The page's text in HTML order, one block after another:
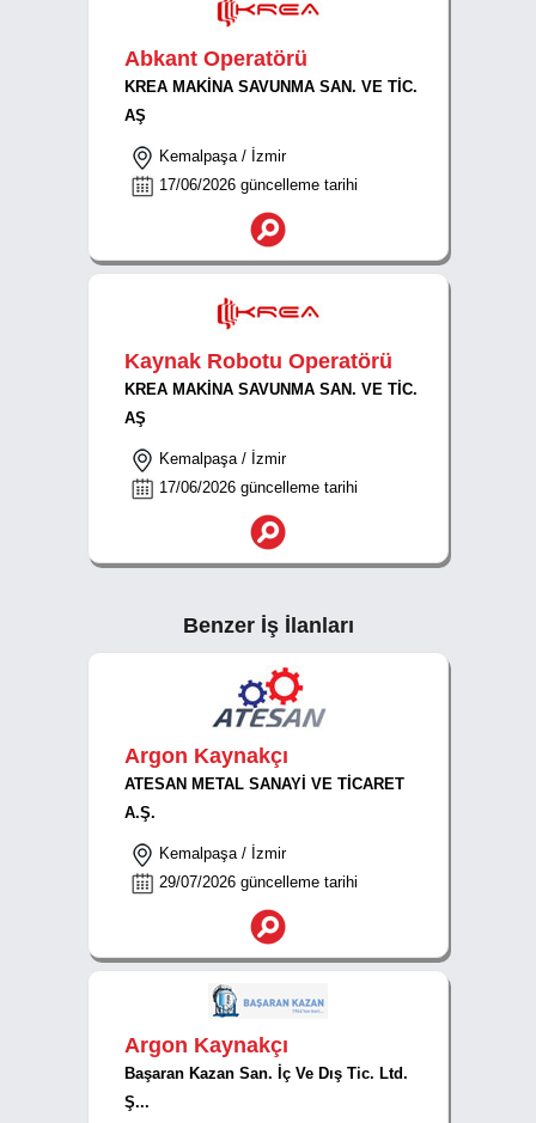
Abkant Operatörü
KREA MAKİNA SAVUNMA SAN. VE TİC.
AŞ
Kemalpaşa / İzmir
17/06/2026 güncelleme tarihi
Kaynak Robotu Operatörü
KREA MAKİNA SAVUNMA SAN. VE TİC.
AŞ
Kemalpaşa / İzmir
17/06/2026 güncelleme tarihi
Benzer İş İlanları
Argon Kaynakçı
ATESAN METAL SANAYİ VE TİCARET
A.Ş.
Kemalpaşa / İzmir
29/07/2026 güncelleme tarihi
Argon Kaynakçı
Başaran Kazan San. İç Ve Dış Tic. Ltd.
Ş...